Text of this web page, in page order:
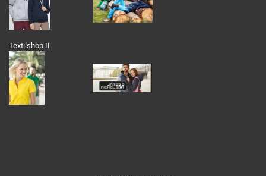
Textilshop II